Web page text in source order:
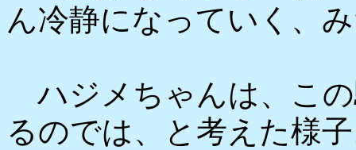
ん冷静になっていく、
ハジメちゃんは、こ
るのでは、と考えた様